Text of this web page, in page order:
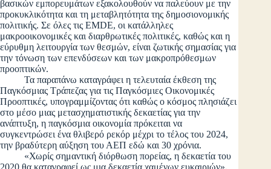
βασικών εμπορευμάτων εξακολουθούν να παλεύουν με την
προκυκλικότητα και τη μεταβλητότητα της δημοσιονομικής
πολιτικής. Σε όλες τις EMDE, οι κατάλληλες
μακροοικονομικές και διαρθρωτικές πολιτικές, καθώς και η
εύρυθμη λειτουργία των θεσμών, είναι ζωτικής σημασίας για
την τόνωση των επενδύσεων και των μακροπρόθεσμων
προοπτικών.
Τα παραπάνω καταγράφει η τελευταία έκθεση της
Παγκόσμιας Τράπεζας για τις Παγκόσμιες Οικονομικές
Προοπτικές, υπογραμμίζοντας ότι καθώς ο κόσμος πλησιάζει
στο μέσο μιας μετασχηματιστικής δεκαετίας για την
ανάπτυξη, η παγκόσμια οικονομία πρόκειται να
συγκεντρώσει ένα θλιβερό ρεκόρ μέχρι το τέλος του 2024,
την βραδύτερη αύξηση του ΑΕΠ εδώ και 30 χρόνια.
«Χωρίς σημαντική διόρθωση πορείας, η δεκαετία του
2020 θα καταγραφεί ως μια δεκαετία χαμένων ευκαιριών»,